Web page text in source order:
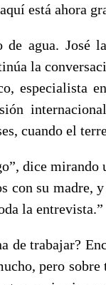
está ahora
agua. José
la
especialista
cuando el
dice mirando
con su madre,
la entrevista.”
de trabajar?
pero